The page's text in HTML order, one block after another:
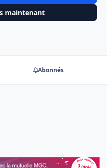
maintenant
Abonnés